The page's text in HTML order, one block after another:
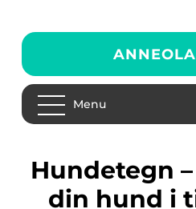
Menu
Hundetegn – identificer
din hund i